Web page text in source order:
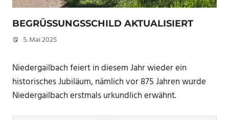
BEGRÜSSUNGSSCHILD AKTUALISIERT
5. Mai 2025
Niedergailbach feiert in diesem Jahr wieder ein
historisches Jubiläum, nämlich vor 875 Jahren wurde
Niedergailbach erstmals urkundlich erwähnt.